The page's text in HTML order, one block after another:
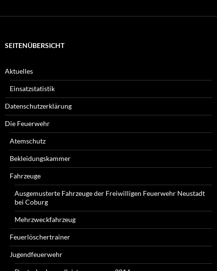
SEITENÜBERSICHT
Aktuelles
Einsatzstatistik
Datenschutzerklärung
Die Feuerwehr
Atemschutz
Bekleidungskammer
Fahrzeuge
Ausgemusterte Fahrzeuge der Freiwilligen Feuerwehr Neustadt
bei Coburg
Mehrzweckfahrzeug
Feuerlöschertrainer
Jugendfeuerwehr